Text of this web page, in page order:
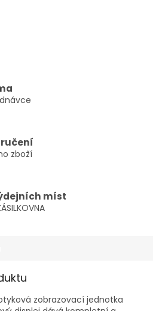
zboží
míst
zobrazovací jednotka